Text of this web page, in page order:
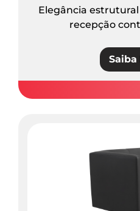
Elegância
recepção
Saiba